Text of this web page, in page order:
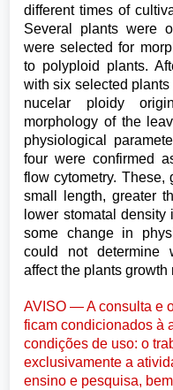
different times of
Several plants were
were selected for
to polyploid plants.
with six selected
nucelar ploidy
morphology of the
physiological
four were confirmed
flow cytometry. These,
small length, greater
lower stomatal
some change in
could not determine
affect the plants growth
AVISO — A consulta e
ficam condicionados à
condições de uso: o
exclusivamente a
ensino e pesquisa,